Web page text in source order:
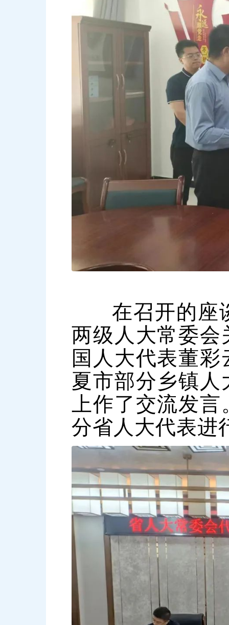
在召开的座
两级人大常委
国人大代表董
夏市部分乡镇
上作了交流发
分省人大代表进